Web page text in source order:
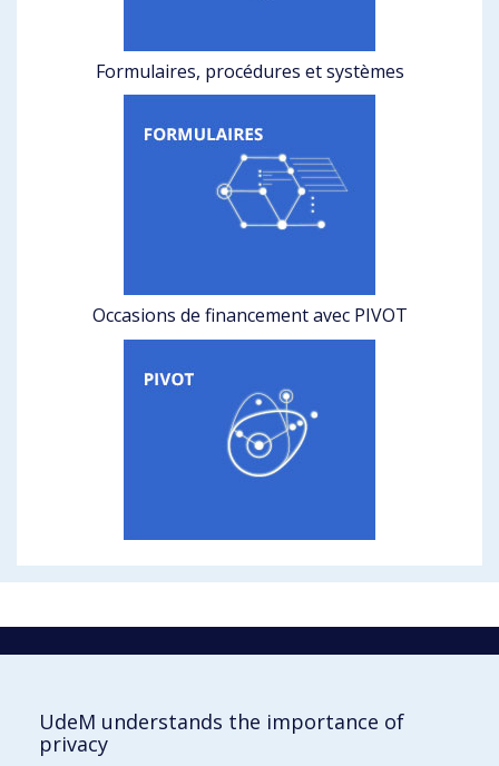
Formulaires, procédures et systèmes
Occasions de financement avec PIVOT
La recherche
C.P. 6128, succursale Centre-ville
Montréal, Québec, Canada
UdeM understands the importance of
privacy